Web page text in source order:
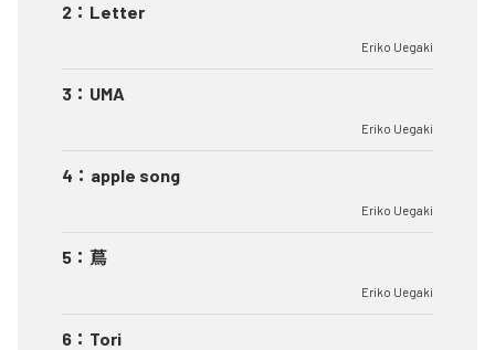
2 ： Letter
Eriko Uegaki
3 ： UMA
Eriko Uegaki
4 ： apple song
Eriko Uegaki
5 ： 蔦
Eriko Uegaki
6 ： Tori